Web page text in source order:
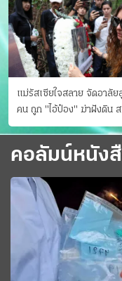
แม่รัสเซียใจสลาย จัดอาลัย
คน ถูก "ไอ้ป๋อง" ฆ่าฝังดิน
ไม่มีศพเพิ่ม
คอลัมน์หนัง